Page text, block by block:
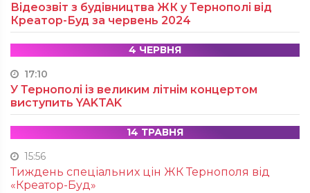
Відеозвіт з будівництва ЖК у Тернополі від
Креатор-Буд за червень 2024
4 ЧЕРВНЯ
17:10
У Тернополі із великим літнім концертом
виступить YAKTAK
14 ТРАВНЯ
15:56
Тиждень спеціальних цін ЖК Тернополя від
«Креатор-Буд»